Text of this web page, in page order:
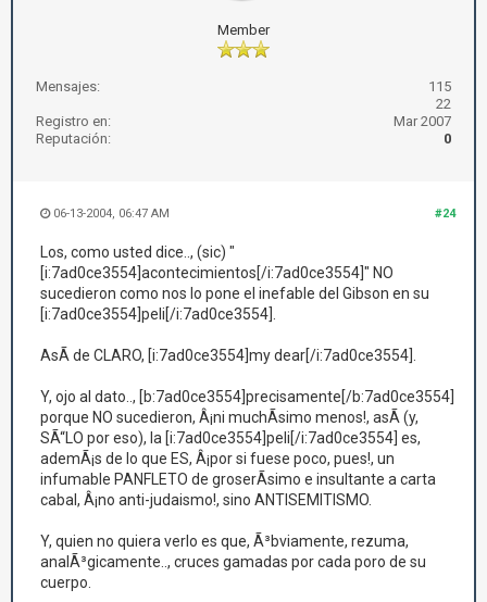
Member
Mensajes:
115
22
Registro en:
Mar 2007
Reputación:
0
#24
06-13-2004, 06:47 AM
Los, como usted dice.., (sic) "
[i:7ad0ce3554]acontecimientos[/i:7ad0ce3554]" NO
sucedieron como nos lo pone el inefable del Gibson en su
[i:7ad0ce3554]peli[/i:7ad0ce3554].
AsÃ­ de CLARO, [i:7ad0ce3554]my dear[/i:7ad0ce3554].
Y, ojo al dato.., [b:7ad0ce3554]precisamente[/b:7ad0ce3554]
porque NO sucedieron, Â¡ni muchÃ­simo menos!, asÃ­ (y,
SÃ“LO por eso), la [i:7ad0ce3554]peli[/i:7ad0ce3554] es,
ademÃ¡s de lo que ES, Â¡por si fuese poco, pues!, un
infumable PANFLETO de groserÃ­simo e insultante a carta
cabal, Â¡no anti-judaismo!, sino ANTISEMITISMO.
Y, quien no quiera verlo es que, Ã³bviamente, rezuma,
analÃ³gicamente.., cruces gamadas por cada poro de su
cuerpo.